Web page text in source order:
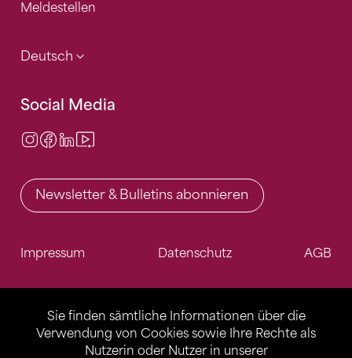
Sie finden sämtliche Informationen über die
Verwendung von Cookies sowie Ihre Rechte als
Nutzerin oder Nutzer in unserer
Meldestellen
Deutsch
Social Media
Instagram
Facebook
LinkedIn
Newsletter & Bulletins abonnieren
Impressum Datenschutz AGB